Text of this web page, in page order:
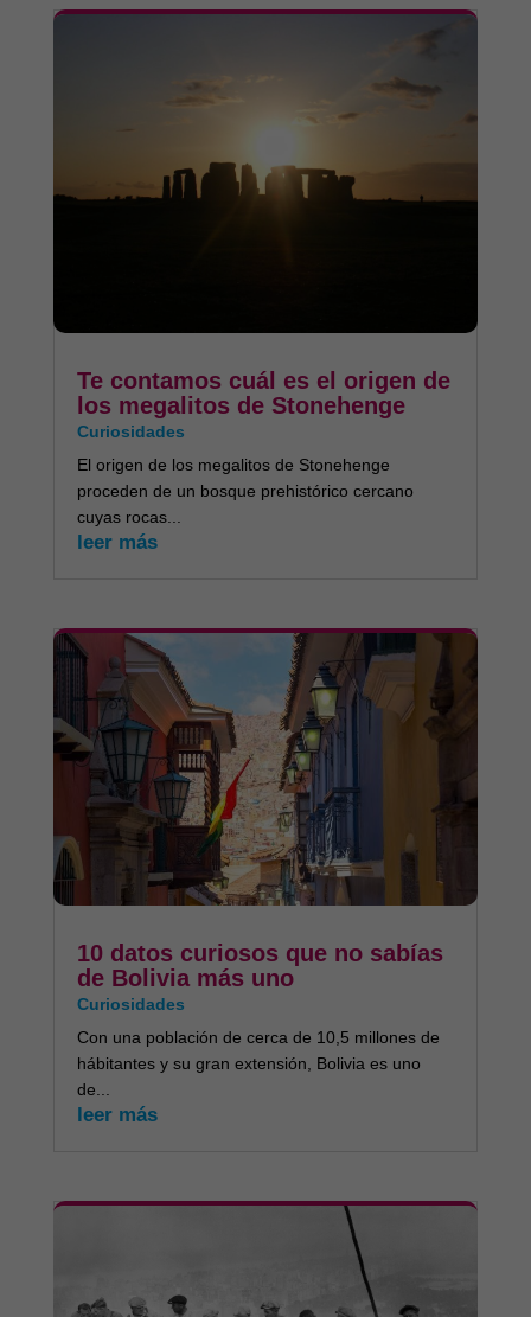
Te contamos cuál es el origen de
los megalitos de Stonehenge
Curiosidades
El origen de los megalitos de Stonehenge
proceden de un bosque prehistórico cercano
cuyas rocas...
leer más
10 datos curiosos que no sabías
de Bolivia más uno
Curiosidades
Con una población de cerca de 10,5 millones de
hábitantes y su gran extensión, Bolivia es uno
de...
leer más